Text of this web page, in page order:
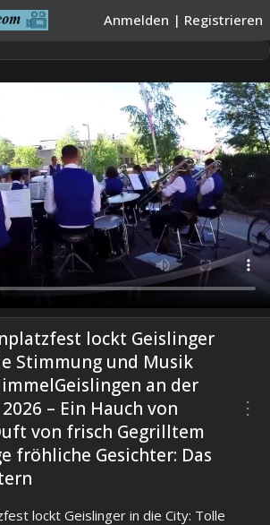
Anmelden | Registrieren
lockt Geislinger
Stimmung und Musik
an der
– Ein Hauch von
von frisch Gegrilltem
fröhliche Gesichter: Das
more_vert
lockt Geislinger in die City: Tolle